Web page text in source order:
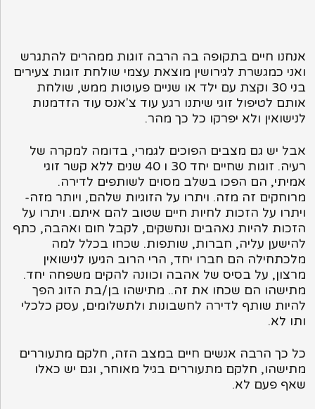
אנחנו חיים בתקופה בה הרבה זוגות ממהרים להתגרש
ואני כמגשרת לגירושין מוצאת עצמי שולחת זוגות צעירים
בני 30 וקצת עם ילד או שניים פעוטות ממש, שולחת
אותם לטיפול זוגי שיתנו רגע עוד צ'אנס עוד הזדמנות
לנישואין ולא יפרקו כל כך מהר.
אבל יש גם מצבים הפוכים לגמרי, בדומה למקרה של
רעיה. זוגות שחיים יחד 30 ו 40 שנים ללא קשר זוגי
אמיתי, הם הפכו בשלב מסוים לשותפים לדירה.
מרוחקים זה מזה. ויתרו על הזוגיות שלהם, ויותר מזה-
ויתרו על הזכות לחיות חיים שטוב להם איתם. ויתרו על
הזכות להיות נאהבים ונחשקים, לקבל חום ואהבה, כתף
להישען עליה, חברות, שותפות. שכחו בכלל למה
מלכתחילה הם חברו יחד, הרי הרוב הגיעו לנישואין
מרצון, על בסיס של אהבה וכוונה להקים משפחה יחד.
מתישהו הם שכחו את זה.. מתישהו בן/בת הזוג הפך
להיות שותף לדירה לחשבונות ולתשלומים, עסק כלכלי
ותו לא.
כל כך הרבה אנשים חיים במצב הזה, חלקם מתעוררים
מתישהו, חלקם מתעוררים בגיל מאוחר, וגם יש כאלו
שאף פעם לא.